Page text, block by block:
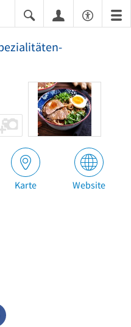
Karte Website